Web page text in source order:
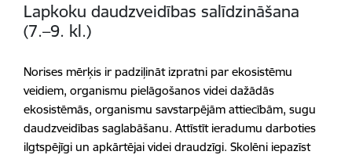
Lapkoku daudzveidības salīdzināšana
(7.–9. kl.)
Norises mērķis ir padziļināt izpratni par ekosistēmu
veidiem, organismu pielāgošanos videi dažādās
ekosistēmās, organismu savstarpējām attiecībām, sugu
daudzveidības saglabāšanu. Attīstīt ieradumu darboties
ilgtspējīgi un apkārtējai videi draudzīgi. Skolēni iepazīst